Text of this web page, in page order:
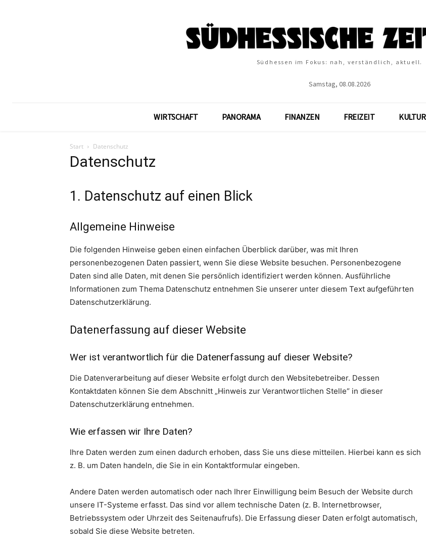
Südhessen im Fokus: nah, verständlich, aktuell.
Samstag, 08.08.2026
WIRTSCHAFT PANORAMA FINANZEN FREIZEIT KULTUR
Start Datenschutz
Datenschutz
1. Datenschutz auf einen Blick
Allgemeine Hinweise
Die folgenden Hinweise geben einen einfachen Überblick darüber, was mit Ihren
personenbezogenen Daten passiert, wenn Sie diese Website besuchen. Personenbezogene
Daten sind alle Daten, mit denen Sie persönlich identifiziert werden können. Ausführliche
Informationen zum Thema Datenschutz entnehmen Sie unserer unter diesem Text aufgeführten
Datenschutzerklärung.
Datenerfassung auf dieser Website
Wer ist verantwortlich für die Datenerfassung auf dieser Website?
Die Datenverarbeitung auf dieser Website erfolgt durch den Websitebetreiber. Dessen
Kontaktdaten können Sie dem Abschnitt „Hinweis zur Verantwortlichen Stelle“ in dieser
Datenschutzerklärung entnehmen.
Wie erfassen wir Ihre Daten?
Ihre Daten werden zum einen dadurch erhoben, dass Sie uns diese mitteilen. Hierbei kann es sich
z. B. um Daten handeln, die Sie in ein Kontaktformular eingeben.
Andere Daten werden automatisch oder nach Ihrer Einwilligung beim Besuch der Website durch
unsere IT-Systeme erfasst. Das sind vor allem technische Daten (z. B. Internetbrowser,
Betriebssystem oder Uhrzeit des Seitenaufrufs). Die Erfassung dieser Daten erfolgt automatisch,
sobald Sie diese Website betreten.